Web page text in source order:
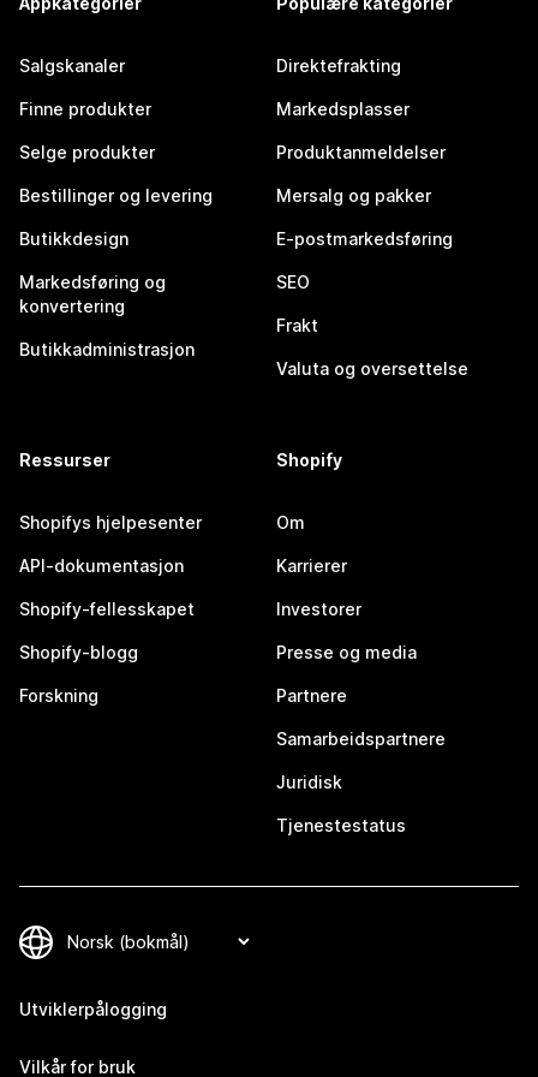
Salgskanaler
Finne produkter
Selge produkter
Bestillinger og levering
Butikkdesign
Markedsføring og
konvertering
Butikkadministrasjon
Direktefrakting
Markedsplasser
Produktanmeldelser
Mersalg og pakker
E-postmarkedsføring
SEO
Frakt
Valuta og oversettelse
Ressurser
Shopifys hjelpesenter
API-dokumentasjon
Shopify-fellesskapet
Shopify-blogg
Forskning
Shopify
Om
Karrierer
Investorer
Presse og media
Partnere
Samarbeidspartnere
Juridisk
Tjenestestatus
Utviklerpålogging
Vilkår for bruk